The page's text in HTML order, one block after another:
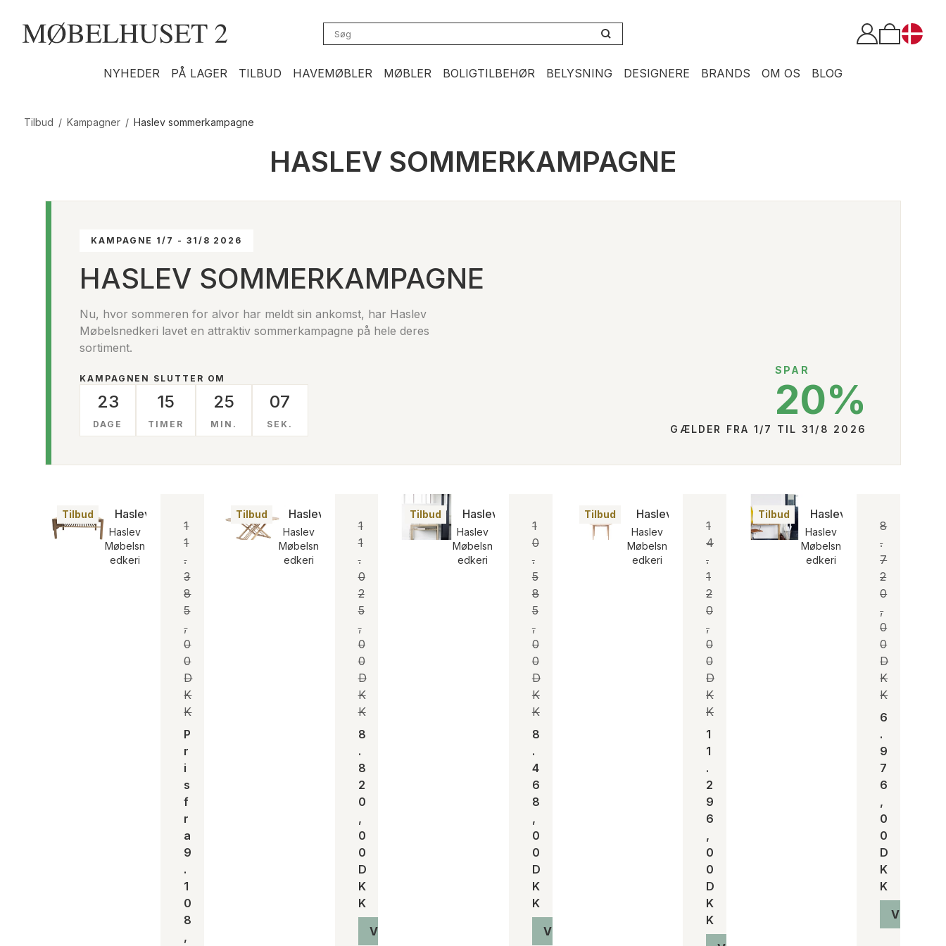
NYHEDER PÅ LAGER TILBUD HAVEMØBLER MØBLER BOLIGTILBEHØR BELYSNING DESIGNERE BRANDS OM OS BLOG
Tilbud / Kampagner / Haslev sommerkampagne
HASLEV SOMMERKAMPAGNE
KAMPAGNE 1/7 - 31/8 2026
HASLEV SOMMERKAMPAGNE
Nu, hvor sommeren for alvor har meldt sin ankomst, har Haslev
Møbelsnedkeri lavet en attraktiv sommerkampagne på hele deres
sortiment.
KAMPAGNEN SLUTTER OM
23
DAGE
15
TIMER
25
MIN.
06
SEK.
SPAR
20%
GÆLDER FRA 1/7 TIL 31/8 2026
Tilbud Haslev 410/420 Klapbord-sofabord
Haslev
Møbelsn
edkeri
1
1
.
3
8
5
,
0
0
D
K
K
P
r
i
s
f
r
a
9
.
1
0
8
,
Tilbud Haslev Safaribord
Haslev
Møbelsn
edkeri
1
1
.
0
2
5
,
0
0
D
K
K
8
.
8
2
0
,
0
0
D
K
K
Vis produkt
Tilbud Haslev Konsolbord
Haslev
Møbelsn
edkeri
1
0
.
5
8
5
,
0
0
D
K
K
8
.
4
6
8
,
0
0
D
K
K
Vis produkt
Tilbud Haslev Symphony 92 Spisebord
Haslev
Møbelsn
edkeri
1
4
.
1
2
0
,
0
0
D
K
K
1
1
.
2
9
6
,
0
0
D
K
K
Tilbud Haslev Skrivebord 542
Haslev
Møbelsn
edkeri
8
.
7
2
0
,
0
0
D
K
K
6
.
9
7
6
,
0
0
D
K
K
Vis